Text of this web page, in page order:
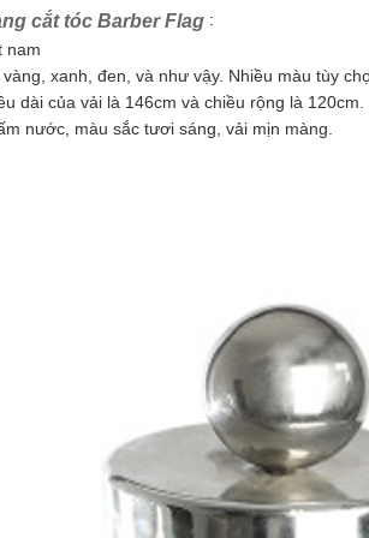
cắt tóc Barber Flag :
nam
xanh, đen, và như vậy. Nhiều màu tùy
dài của vải là 146cm và chiều rộng là 120cm.
nước, màu sắc tươi sáng, vải mịn màng.